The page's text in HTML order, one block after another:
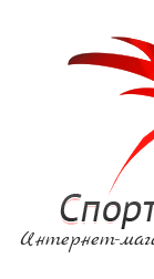
Интернет-